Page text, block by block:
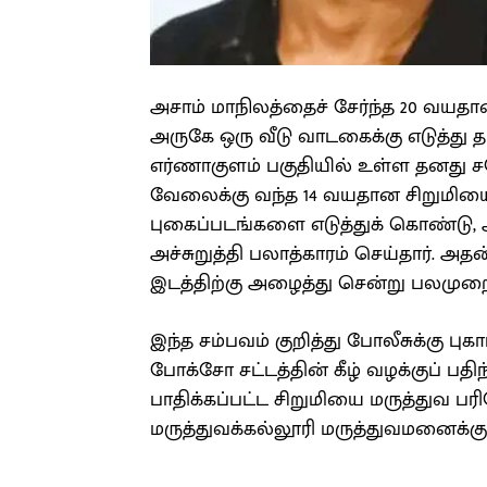
அசாம் மாநிலத்தைச் சேர்ந்த 20
அருகே ஒரு வீடு வாடகைக்கு
எர்ணாகுளம் பகுதியில் உள்ள தனது
வேலைக்கு வந்த 14 வயதான
புகைப்படங்களை எடுத்துக் கொண்டு,
அச்சுறுத்தி பலாத்காரம் செய்தார்.
இடத்திற்கு அழைத்து சென்று
இந்த சம்பவம் குறித்து போலீசுக்கு
போக்சோ சட்டத்தின் கீழ் வழக்குப்
பாதிக்கப்பட்ட சிறுமியை மருத்துவ
மருத்துவக்கல்லூரி